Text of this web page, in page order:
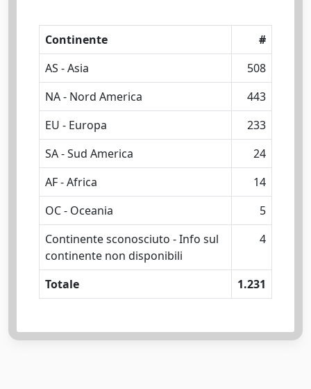
Continente
#
AS - Asia
508
NA - Nord America
443
EU - Europa
233
SA - Sud America
24
AF - Africa
14
OC - Oceania
5
Continente sconosciuto - Info sul
continente non disponibili
4
Totale 1.231